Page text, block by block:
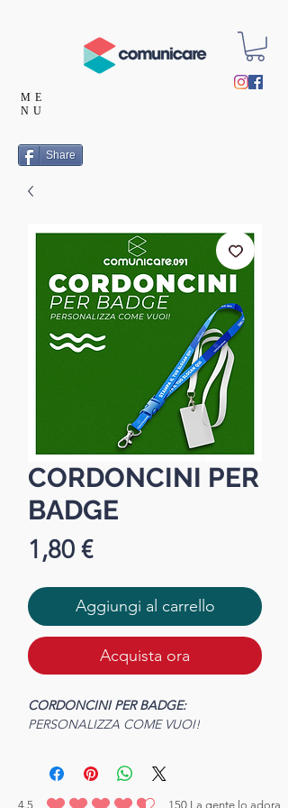
ME
NU
Share
CORDONCINI PER
BADGE
1,80 €Prezzo
Aggiungi al carrello
Acquista ora
CORDONCINI PER BADGE:
PERSONALIZZA COME VUOI!
4.5 150 La gente lo adora